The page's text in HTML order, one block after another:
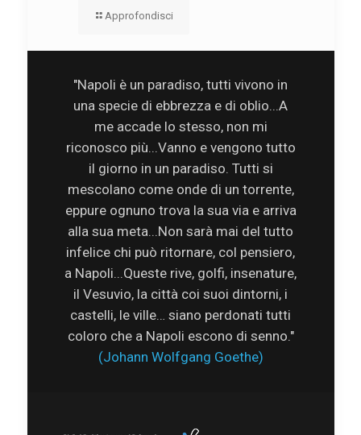
Approfondisci
"Napoli è un paradiso, tutti vivono in
una specie di ebbrezza e di oblio...A
me accade lo stesso, non mi
riconosco più...Vanno e vengono tutto
il giorno in un paradiso. Tutti si
mescolano come onde di un torrente,
eppure ognuno trova la sua via e arriva
alla sua meta...Non sarà mai del tutto
infelice chi può ritornare, col pensiero,
a Napoli...Queste rive, golfi, insenature,
il Vesuvio, la città coi suoi dintorni, i
castelli, le ville… siano perdonati tutti
coloro che a Napoli escono di senno."
(Johann Wolfgang Goethe)